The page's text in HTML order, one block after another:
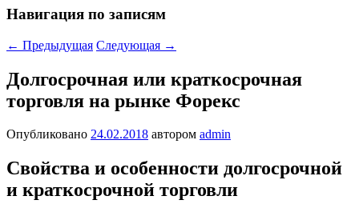
Навигация по записям
← Предыдущая Следующая →
Долгосрочная или краткосрочная
торговля на рынке Форекс
Опубликовано 24.02.2018 автором admin
Свойства и особенности долгосрочной
и краткосрочной торговли